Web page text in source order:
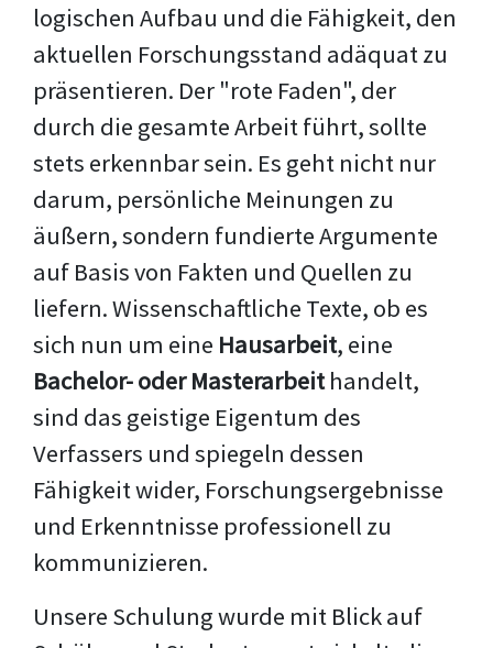
logischen Aufbau und die Fähigkeit, den
aktuellen Forschungsstand adäquat zu
präsentieren. Der "rote Faden", der
durch die gesamte Arbeit führt, sollte
stets erkennbar sein. Es geht nicht nur
darum, persönliche Meinungen zu
äußern, sondern fundierte Argumente
auf Basis von Fakten und Quellen zu
liefern. Wissenschaftliche Texte, ob es
sich nun um eine Hausarbeit, eine
Bachelor- oder Masterarbeithandelt,
sind das geistige Eigentum des
Verfassers und spiegeln dessen
Fähigkeit wider, Forschungsergebnisse
und Erkenntnisse professionell zu
kommunizieren.
Unsere Schulung wurde mit Blick auf